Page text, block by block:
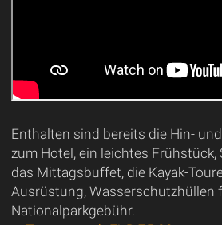
Enthalten sind bereits die Hin-
zum Hotel, ein leichtes
das Mittagsbuffet, die Kayak-
Ausrüstung, Wasserschutzhüllen
Nationalparkgebühr.